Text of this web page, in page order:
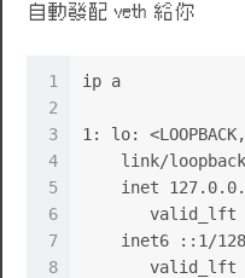
自動發配 veth 給你
1
2
3
4
5
6
7
8
ip a
1: lo:
link/
inet
valid_lft
inet6 ::1/
valid_lft